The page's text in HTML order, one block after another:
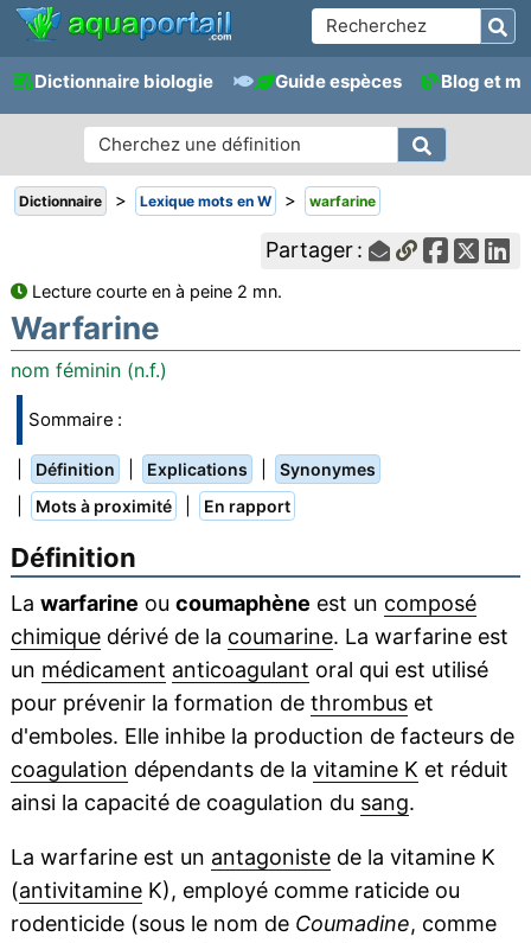
Dictionnaire biologie Guide espèces Blog et
Dictionnaire > Lexique mots en W > warfarine
Partager :
Lecture courte en à peine 2 mn.
Warfarine
nom féminin (n.f.)
Sommaire :
Définition Explications Synonymes
Mots à proximité En rapport
Définition
La warfarine ou coumaphène est un composé
chimiquedérivé de la coumarine. La warfarine est
un médicament anticoagulant oral qui est utilisé
pour prévenir la formation de thrombuset
d'emboles. Elle inhibe la production de facteurs de
coagulation dépendants de la vitamine K et réduit
ainsi la capacité de coagulation du sang.
La warfarine est un antagonistede la vitamine K
(antivitamineK), employé comme raticide ou
rodenticide (sous le nom de Coumadine, comme